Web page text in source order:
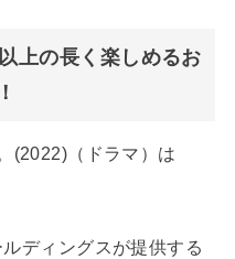
上の長く楽しめるお
(2022)（ドラマ）は
ディングスが提供する